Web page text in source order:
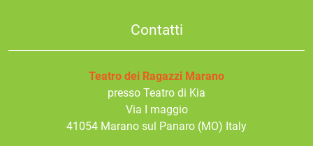
Contatti
Teatro dei Ragazzi Marano
presso Teatro di Kia
Via I maggio
41054 Marano sul Panaro (MO) Italy